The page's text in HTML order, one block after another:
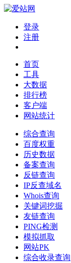
登录
注册
首页
工具
大数据
排行榜
客户端
网站统计
综合查询
百度权重
历史数据
备案查询
反链查询
IP反查域名
Whois查询
关键词挖掘
友链查询
PING检测
模拟抓取
网站PK
综合收录查询